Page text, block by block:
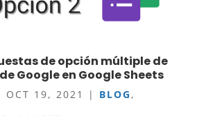
de opción múltiple de
Google en Google Sheets
OCT 19, 2021 | BLOG ,